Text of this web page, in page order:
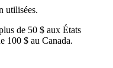
utilisées.
de 50 $ aux États
100 $ au Canada.